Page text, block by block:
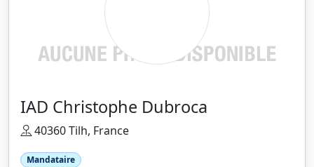
IAD Christophe Dubroca
40360 Tilh, France
Mandataire